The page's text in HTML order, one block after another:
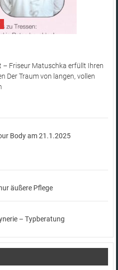
Friseur Matuschka erfüllt Ihren
Der Traum von langen, vollen
Body am 21.1.2025
äußere Pflege
– Typberatung